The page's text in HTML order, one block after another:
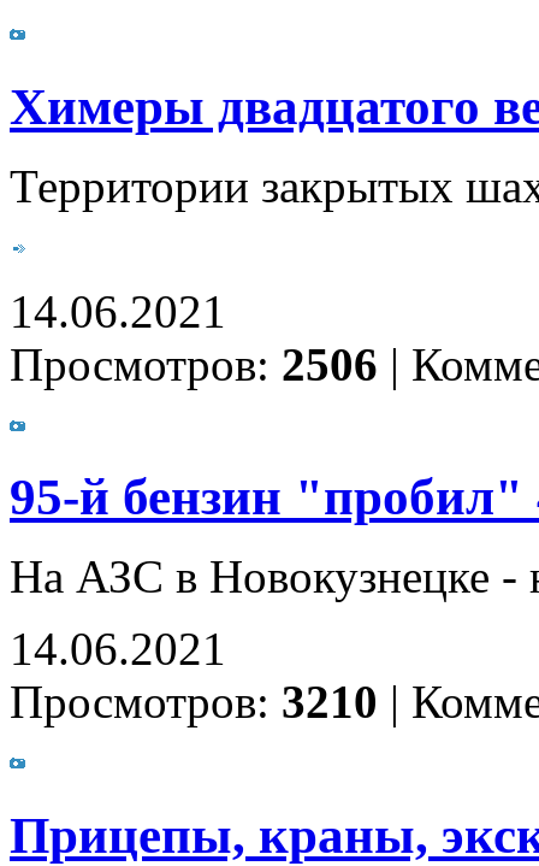
Химеры двадцатого
Территории закрытых
14.06.2021
Просмотров: 2506 |
95-й бензин "пробил"
На АЗС в Новокузнецке
14.06.2021
Просмотров: 3210 |
Прицепы, краны,